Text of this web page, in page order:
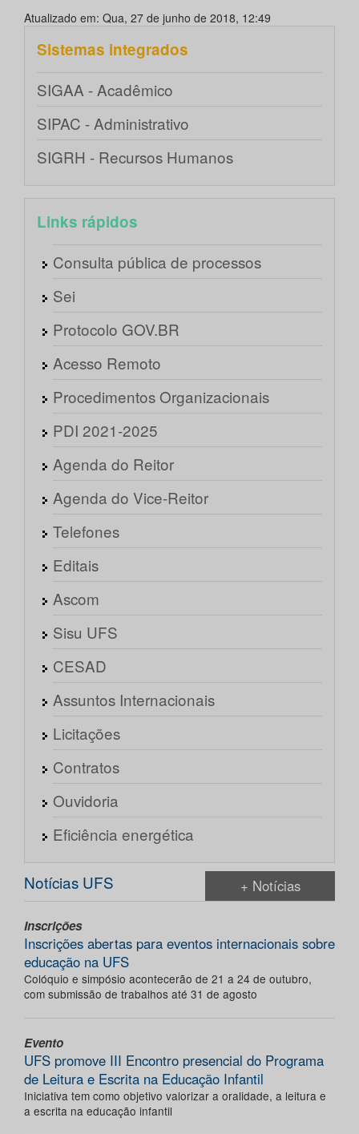
Atualizado em: Qua, 27 de junho de 2018, 12:49
Sistemas integrados
SIGAA - Acadêmico
SIPAC - Administrativo
SIGRH - Recursos Humanos
Links rápidos
Consulta pública de processos
Sei
Protocolo GOV.BR
Acesso Remoto
Procedimentos Organizacionais
PDI 2021-2025
Agenda do Reitor
Agenda do Vice-Reitor
Telefones
Editais
Ascom
Sisu UFS
CESAD
Assuntos Internacionais
Licitações
Contratos
Ouvidoria
Eficiência energética
Notícias UFS + Notícias
Inscrições
Inscrições abertas para eventos internacionais sobre
educação na UFS
Colóquio e simpósio acontecerão de 21 a 24 de outubro,
com submissão de trabalhos até 31 de agosto
Evento
UFS promove III Encontro presencial do Programa
de Leitura e Escrita na Educação Infantil
Iniciativa tem como objetivo valorizar a oralidade, a leitura e
a escrita na educação infantil